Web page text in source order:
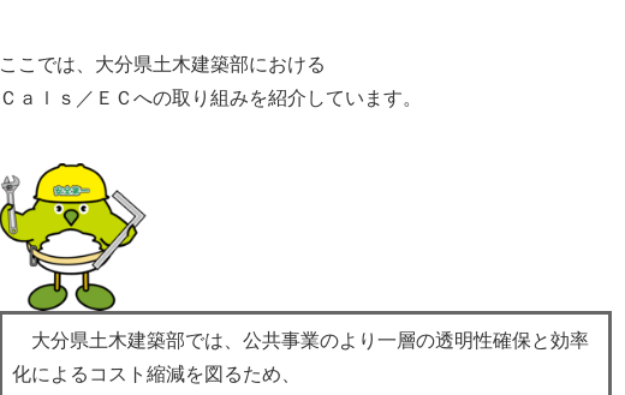
ここでは、大分県土木建築部における
Ｃａｌｓ／ＥＣへの取り組みを紹介しています。
大分県土木建築部では、公共事業のより一層の透明性確保と効率
化によるコスト縮減を図るため、